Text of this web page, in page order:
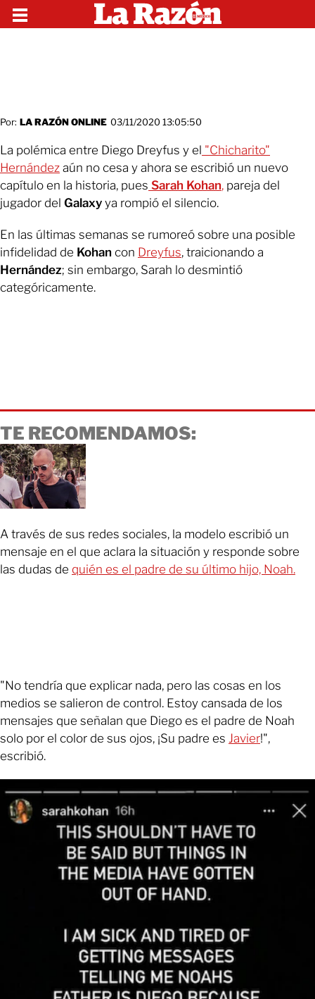
Por: LA RAZÓN ONLINE 03/11/2020 13:05:50
La polémica entre Diego Dreyfus y el "Chicharito"
Hernández aún no cesa y ahora se escribió un nuevo
capítulo en la historia, pues Sarah Kohan, pareja del
jugador del Galaxy ya rompió el silencio.
En las últimas semanas se rumoreó sobre una posible
infidelidad de Kohan con Dreyfus, traicionando a
Hernández; sin embargo, Sarah lo desmintió
categóricamente.
TE RECOMENDAMOS:
A través de sus redes sociales, la modelo escribió un
mensaje en el que aclara la situación y responde sobre
las dudas de quién es el padre de su último hijo, Noah.
"No tendría que explicar nada, pero las cosas en los
medios se salieron de control. Estoy cansada de los
mensajes que señalan que Diego es el padre de Noah
solo por el color de sus ojos, ¡Su padre es Javier!",
escribió.